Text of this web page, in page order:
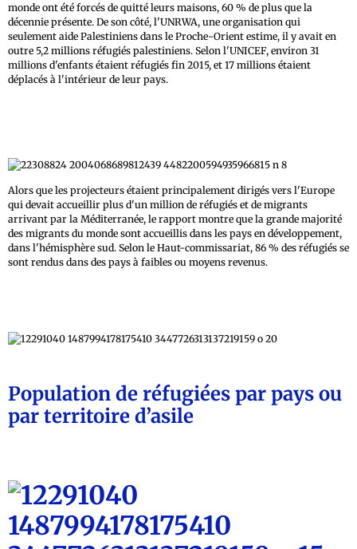
monde ont été forcés de quitté leurs maisons, 60 % de plus que la
décennie présente. De son côté, l'UNRWA, une organisation qui
seulement aide Palestiniens dans le Proche-Orient estime, il y avait en
outre 5,2 millions réfugiés palestiniens. Selon l'UNICEF, environ 31
millions d'enfants étaient réfugiés fin 2015, et 17 millions étaient
déplacés à l'intérieur de leur pays.
Alors que les projecteurs étaient principalement dirigés vers l'Europe
qui devait accueillir plus d'un million de réfugiés et de migrants
arrivant par la Méditerranée, le rapport montre que la grande majorité
des migrants du monde sont accueillis dans les pays en développement,
dans l'hémisphère sud. Selon le Haut-commissariat, 86 % des réfugiés se
sont rendus dans des pays à faibles ou moyens revenus.
Population de réfugiées par pays ou
par territoire d’asile